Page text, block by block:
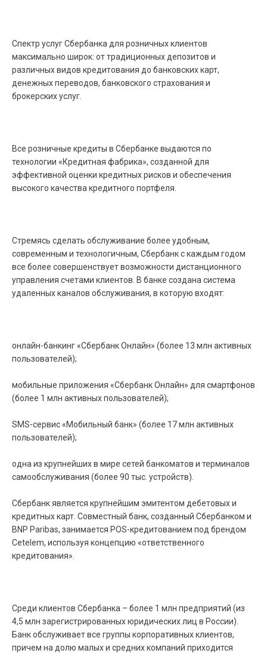
Спектр услуг Сбербанка для розничных клиентов
максимально широк: от традиционных депозитов и
различных видов кредитования до банковских карт,
денежных переводов, банковского страхования и
брокерских услуг.
Все розничные кредиты в Сбербанке выдаются по
технологии «Кредитная фабрика», созданной для
эффективной оценки кредитных рисков и обеспечения
высокого качества кредитного портфеля.
Стремясь сделать обслуживание более удобным,
современным и технологичным, Сбербанк с каждым годом
все более совершенствует возможности дистанционного
управления счетами клиентов. В банке создана система
удаленных каналов обслуживания, в которую входят:
онлайн-банкинг «Сбербанк Онлайн» (более 13 млн активных
пользователей);
мобильные приложения «Сбербанк Онлайн» для смартфонов
(более 1 млн активных пользователей);
SMS-сервис «Мобильный банк» (более 17 млн активных
пользователей);
одна из крупнейших в мире сетей банкоматов и терминалов
самообслуживания (более 90 тыс. устройств).
Сбербанк является крупнейшим эмитентом дебетовых и
кредитных карт. Совместный банк, созданный Сбербанком и
BNP Paribas, занимается POS-кредитованием под брендом
Cetelem, используя концепцию «ответственного
кредитования».
Среди клиентов Сбербанка – более 1 млн предприятий (из
4,5 млн зарегистрированных юридических лиц в России).
Банк обслуживает все группы корпоративных клиентов,
причем на долю малых и средних компаний приходится